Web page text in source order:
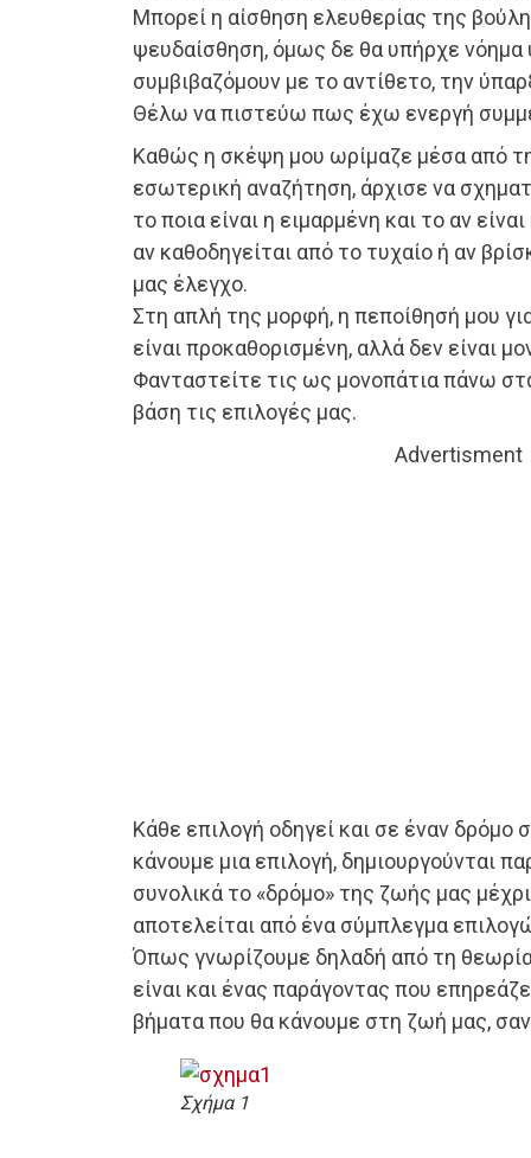
Μπορεί η αίσθηση ελευθερίας της
ψευδαίσθηση, όμως δε θα υπήρχε νόημα
συμβιβαζόμουν με το αντίθετο, την
Θέλω να πιστεύω πως έχω ενεργή
Καθώς η σκέψη μου ωρίμαζε μέσα από
εσωτερική αναζήτηση, άρχισε να
το ποια είναι η ειμαρμένη και το αν
αν καθοδηγείται από το τυχαίο ή αν
μας έλεγχο.
Στη απλή της μορφή, η πεποίθησή μου
είναι προκαθορισμένη, αλλά δεν είναι
Φανταστείτε τις ως μονοπάτια πάνω
βάση τις επιλογές μας.
Advertisment
Κάθε επιλογή οδηγεί και σε έναν δρόμο
κάνουμε μια επιλογή, δημιουργούνται
συνολικά το «δρόμο» της ζωής μας
αποτελείται από ένα σύμπλεγμα
Όπως γνωρίζουμε δηλαδή από τη
είναι και ένας παράγοντας που
βήματα που θα κάνουμε στη ζωή μας, σαν
Σχήμα 1